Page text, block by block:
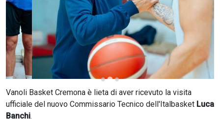
Vanoli Basket Cremona è lieta di aver ricevuto la visita
ufficiale del nuovo Commissario Tecnico dell'Italbasket Luca
Banchi.